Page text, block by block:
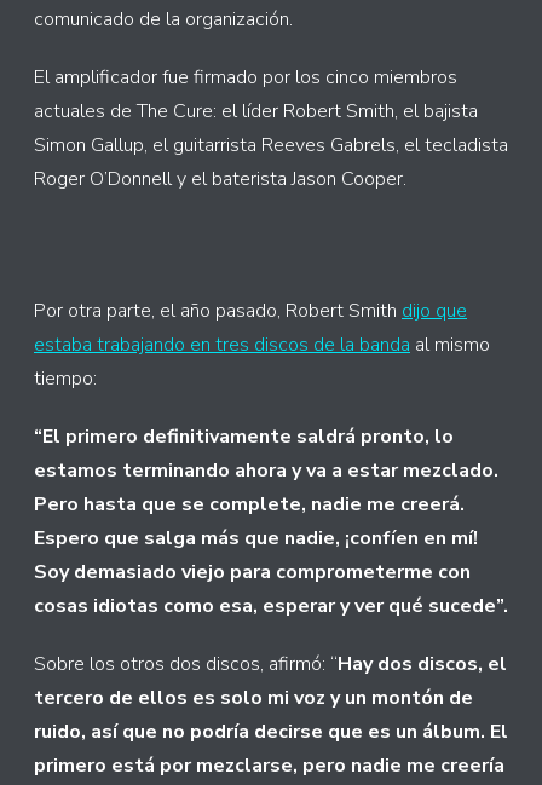
comunicado de la organización.
El amplificador fue firmado por los cinco miembros
actuales de The Cure: el líder Robert Smith, el bajista
Simon Gallup, el guitarrista Reeves Gabrels, el tecladista
Roger O’Donnell y el baterista Jason Cooper.
Por otra parte, el año pasado, Robert Smith dijo que
estaba trabajando en tres discos de la banda al mismo
tiempo:
“El primero definitivamente saldrá pronto, lo
estamos terminando ahora y va a estar mezclado.
Pero hasta que se complete, nadie me creerá.
Espero que salga más que nadie, ¡confíen en mí!
Soy demasiado viejo para comprometerme con
cosas idiotas como esa, esperar y ver qué sucede”.
Sobre los otros dos discos, afirmó: “Hay dos discos, el
tercero de ellos es solo mi voz y un montón de
ruido, así que no podría decirse que es un álbum. El
primero está por mezclarse, pero nadie me creería